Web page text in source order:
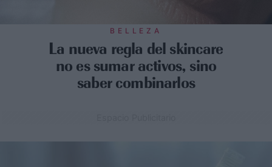
BELLEZA
La nueva regla del skincare
no es sumar activos, sino
saber combinarlos